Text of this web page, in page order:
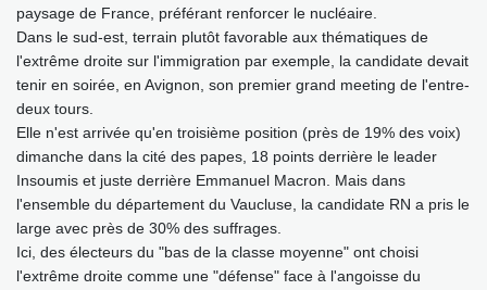
paysage de France, préférant renforcer le nucléaire.
Dans le sud-est, terrain plutôt favorable aux thématiques de
l'extrême droite sur l'immigration par exemple, la candidate devait
tenir en soirée, en Avignon, son premier grand meeting de l'entre-
deux tours.
Elle n'est arrivée qu'en troisième position (près de 19% des voix)
dimanche dans la cité des papes, 18 points derrière le leader
Insoumis et juste derrière Emmanuel Macron. Mais dans
l'ensemble du département du Vaucluse, la candidate RN a pris le
large avec près de 30% des suffrages.
Ici, des électeurs du "bas de la classe moyenne" ont choisi
l'extrême droite comme une "défense" face à l'angoisse du